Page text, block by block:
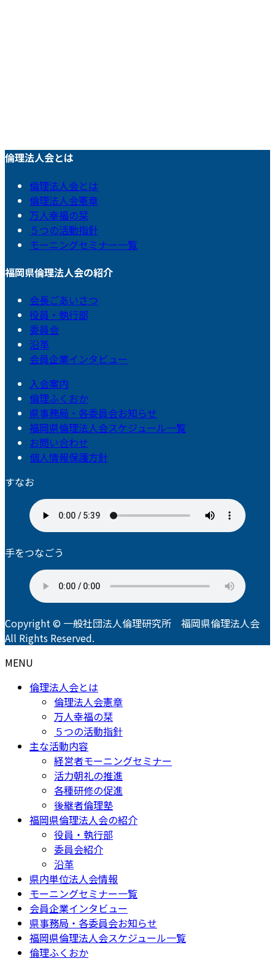
倫理法人会とは
倫理法人会とは
倫理法人会憲章
万人幸福の栞
５つの活動指針
モーニングセミナー一覧
福岡県倫理法人会の紹介
会長ごあいさつ
役員・執行部
委員会
沿革
会員企業インタビュー
入会案内
倫理ふくおか
県事務局・各委員会お知らせ
福岡県倫理法人会スケジュール一覧
お問い合わせ
個人情報保護方針
すなお
手をつなごう
Copyright © 一般社団法人倫理研究所 福岡県倫理法人会
All Rights Reserved.
MENU
倫理法人会とは
倫理法人会憲章
万人幸福の栞
５つの活動指針
主な活動内容
経営者モーニングセミナー
活力朝礼の推進
各種研修の促進
後継者倫理塾
福岡県倫理法人会の紹介
役員・執行部
委員会紹介
沿革
県内単位法人会情報
モーニングセミナー一覧
会員企業インタビュー
県事務局・各委員会お知らせ
福岡県倫理法人会スケジュール一覧
倫理ふくおか